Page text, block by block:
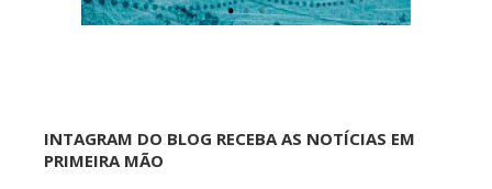
INTAGRAM DO BLOG RECEBA AS NOTÍCIAS EM
PRIMEIRA MÃO